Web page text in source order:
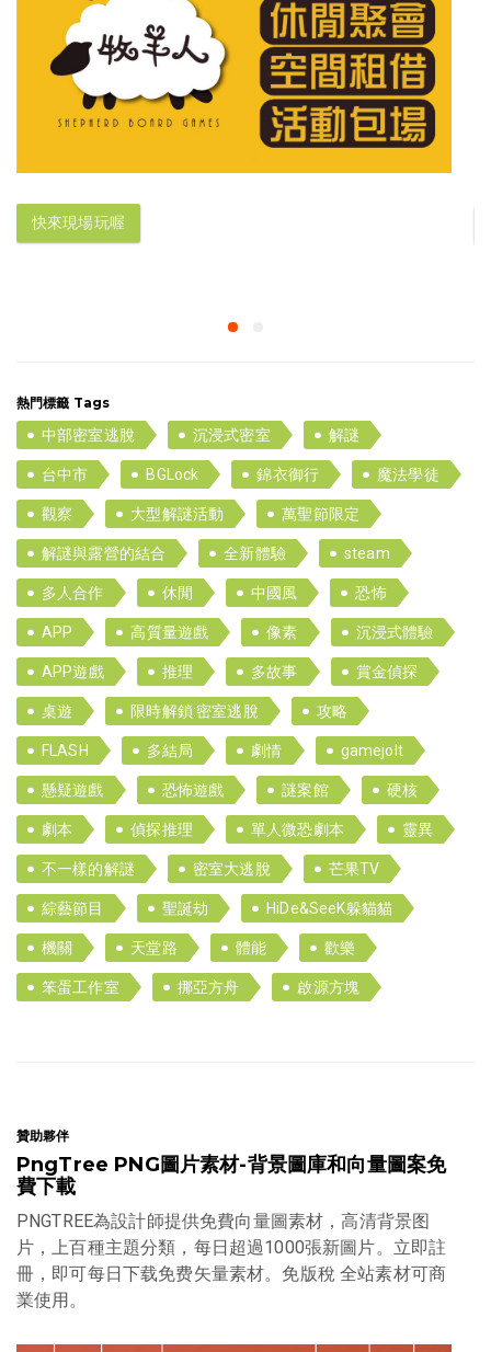
快來現場玩喔
熱門標籤 Tags
中部密室逃脫 沉浸式密室 解謎
台中市 BGLock 錦衣御行 魔法學徒
觀察 大型解謎活動 萬聖節限定
解謎與露營的結合 全新體驗 steam
多人合作 休閒 中國風 恐怖
APP 高質量遊戲 像素 沉浸式體驗
APP遊戲 推理 多故事 賞金偵探
桌遊 限時解鎖:密室逃脫 攻略
FLASH 多結局 劇情 gamejolt
懸疑遊戲 恐怖遊戲 謎案館 硬核
劇本 偵探推理 單人微恐劇本 靈異
不一樣的解謎 密室大逃脫 芒果TV
綜藝節目 聖誕劫 HiDe&SeeK躲貓貓
機關 天堂路 體能 歡樂
笨蛋工作室 挪亞方舟 啟源方塊
贊助夥伴
PngTree PNG圖片素材-背景圖庫和向量圖案免
費下載
PNGTREE為設計師提供免費向量圖素材，高清背景图
片，上百種主題分類，每日超過1000張新圖片。立即註
冊，即可每日下载免费矢量素材。免版稅 全站素材可商
業使用。